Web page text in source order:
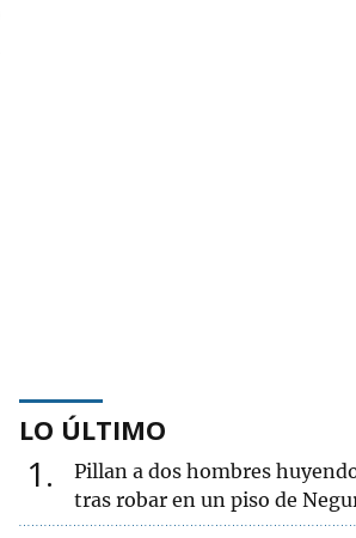
LO ÚLTIMO
1
Pillan a dos hombres
tras robar en un piso de